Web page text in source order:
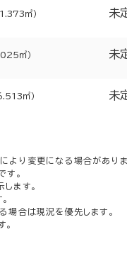
㎡） 未
㎡） 未
㎡） 未
より変更になる場合がありま
す。
ます。
場合は現況を優先します。